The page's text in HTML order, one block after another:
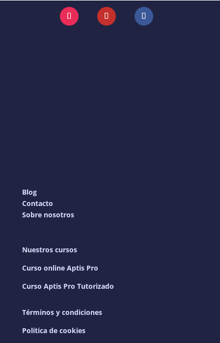
Instagram YouTube Facebook
Blog
Contacto
Sobre nosotros
Nuestros cursos
Curso online Aptis Pro
Curso Aptis Pro Tutorizado
Términos y condiciones
Política de cookies